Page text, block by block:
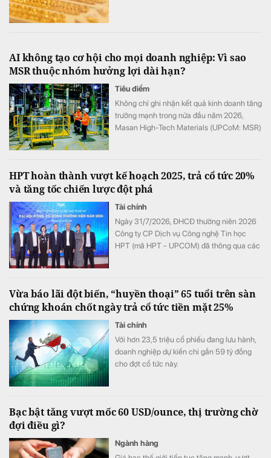
AI không tạo cơ hội cho mọi doanh nghiệp: Vì sao
MSR thuộc nhóm hưởng lợi dài hạn?
Tiêu điểm
Không chỉ ghi nhận kết quả kinh doanh tăng
trưởng mạnh trong nửa đầu năm 2026,
Masan High-Tech Materials (UPCoM: MSR)
HPT hoàn thành vượt kế hoạch 2025, trả cổ tức 20%
và tăng tốc chiến lược đột phá
Tài chính
Ngày 31/7/2026, ĐHCĐ thường niên 2026
Công ty CP Dịch vụ Công nghệ Tin học
HPT (mã HPT - UPCOM) đã thông qua các
là 20%, xác định năm 2026 tăng tốc triển
khai Chiến lược Đột phá giai đoạn 2025–
Vừa báo lãi đột biến, “huyền thoại” 65 tuổi trên sàn
chứng khoán chốt ngày trả cổ tức tiền mặt 25%
Tài chính
Với hơn 23,5 triệu cổ phiếu đang lưu hành,
doanh nghiệp dự kiến chi gần 59 tỷ đồng
cho đợt cổ tức này.
Bạc bật tăng vượt mốc 60 USD/ounce, thị trường chờ
đợi điều gì?
Ngành hàng